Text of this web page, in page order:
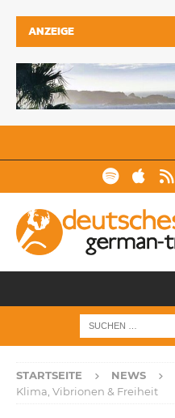
ANZEIGE
STARTSEITE NEWS
Klima, Vibrionen & Freiheit